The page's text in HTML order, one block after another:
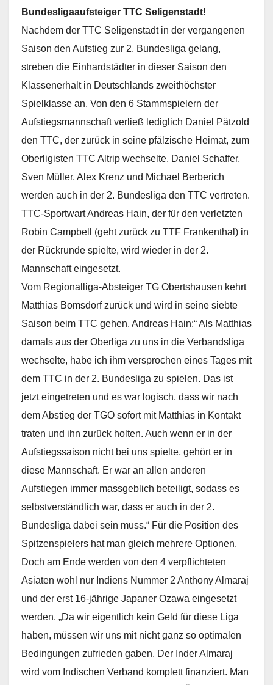
Bundesligaaufsteiger TTC Seligenstadt!
Nachdem der TTC Seligenstadt in der vergangenen
Saison den Aufstieg zur 2. Bundesliga gelang,
streben die Einhardstädter in dieser Saison den
Klassenerhalt in Deutschlands zweithöchster
Spielklasse an. Von den 6 Stammspielern der
Aufstiegsmannschaft verließ lediglich Daniel Pätzold
den TTC, der zurück in seine pfälzische Heimat, zum
Oberligisten TTC Altrip wechselte. Daniel Schaffer,
Sven Müller, Alex Krenz und Michael Berberich
werden auch in der 2. Bundesliga den TTC vertreten.
TTC-Sportwart Andreas Hain, der für den verletzten
Robin Campbell (geht zurück zu TTF Frankenthal) in
der Rückrunde spielte, wird wieder in der 2.
Mannschaft eingesetzt.
Vom Regionalliga-Absteiger TG Obertshausen kehrt
Matthias Bomsdorf zurück und wird in seine siebte
Saison beim TTC gehen. Andreas Hain:“ Als Matthias
damals aus der Oberliga zu uns in die Verbandsliga
wechselte, habe ich ihm versprochen eines Tages mit
dem TTC in der 2. Bundesliga zu spielen. Das ist
jetzt eingetreten und es war logisch, dass wir nach
dem Abstieg der TGO sofort mit Matthias in Kontakt
traten und ihn zurück holten. Auch wenn er in der
Aufstiegssaison nicht bei uns spielte, gehört er in
diese Mannschaft. Er war an allen anderen
Aufstiegen immer massgeblich beteiligt, sodass es
selbstverständlich war, dass er auch in der 2.
Bundesliga dabei sein muss.“ Für die Position des
Spitzenspielers hat man gleich mehrere Optionen.
Doch am Ende werden von den 4 verpflichteten
Asiaten wohl nur Indiens Nummer 2 Anthony Almaraj
und der erst 16-jährige Japaner Ozawa eingesetzt
werden. „Da wir eigentlich kein Geld für diese Liga
haben, müssen wir uns mit nicht ganz so optimalen
Bedingungen zufrieden gaben. Der Inder Almaraj
wird vom Indischen Verband komplett finanziert. Man